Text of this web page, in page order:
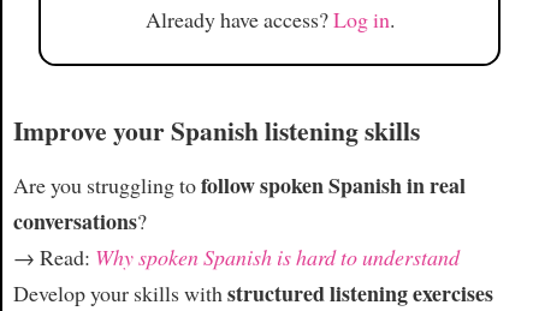
Already have access?Log in.
Improve your Spanish listening skills
Are you struggling tofollow spoken Spanish in real
conversations?
→ Read: Why spoken Spanish is hard to understand
Develop your skills withstructured listening exercises